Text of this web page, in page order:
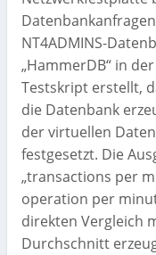
NT4ADMINS-
„HammerDB“ in
Testskript erstellt,
die Datenbank
der virtuellen
festgesetzt. Die
„transactions per
operation per
direkten Vergleich
Durchschnitt